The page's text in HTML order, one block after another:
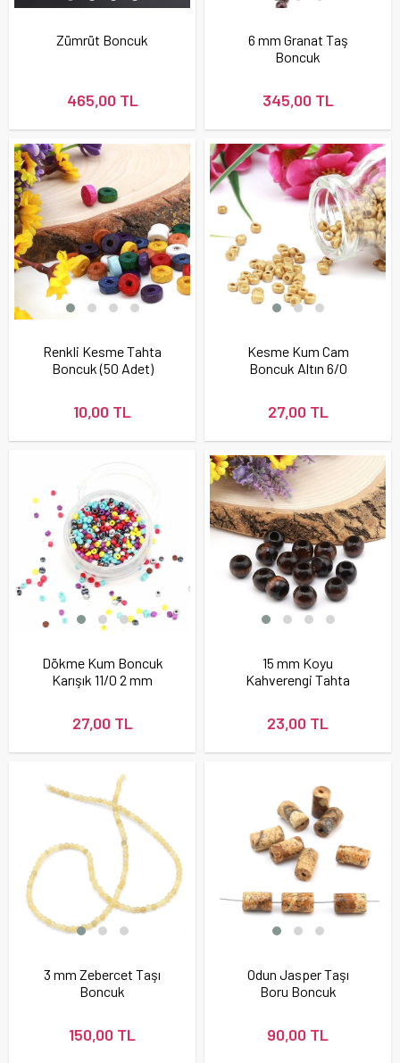
Zümrüt Boncuk
465,00 TL
6 mm Granat Taş
Boncuk
345,00 TL
Renkli Kesme Tahta
Boncuk (50 Adet)
10,00 TL
Kesme Kum Cam
Boncuk Altın 6/0
27,00 TL
Dökme Kum Boncuk
Karışık 11/0 2 mm
27,00 TL
15 mm Koyu
Kahverengi Tahta
23,00 TL
3 mm Zebercet Taşı
Boncuk
150,00 TL
Odun Jasper Taşı
Boru Boncuk
90,00 TL